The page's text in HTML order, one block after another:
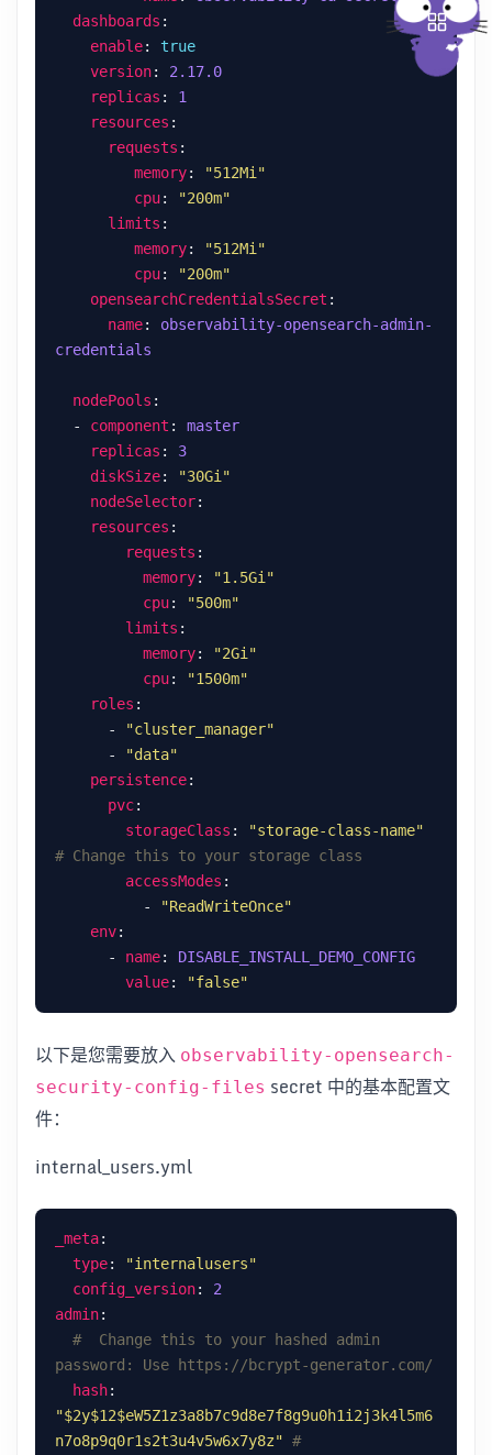
dashboards
enable: true
version: 2.17.0
replicas : 1
resources
requests
memory:
"512Mi"
cpu:
"200m"
limits
memory:
"512Mi"
cpu:
"200m"
opensearchCredentialsSecret
name: observability-opensearch-admin-
credentials
nodePools
  -
component : master
replicas : 3
diskSize:
"30Gi"
nodeSelector
resources
requests
memory:
"1.5Gi"
cpu:
"500m"
limits
memory:
"2Gi"
cpu:
"1500m"
roles
      -
"cluster_manager"
      -
"data"
persistence
pvc
storageClass :
"storage-class-name"
# Change this to your storage class
accessModes
          -
"ReadWriteOnce"
env
      -
name: DISABLE_INSTALL_DEMO_CONFIG
value: "false"
以下是您需要放入 observability-opensearch-
security-config-files secret 中的基本配置文
件：
internal_users.yml
_meta
type:
"internalusers"
config_version: 2
admin
#  Change this to your hashed admin
password: Use https://bcrypt-generator.com/
hash
"$2y$12$eW5Z1z3a8b7c9d8e7f8g9u0h1i2j3k4l5m6
n7o8p9q0r1s2t3u4v5w6x7y8z" #